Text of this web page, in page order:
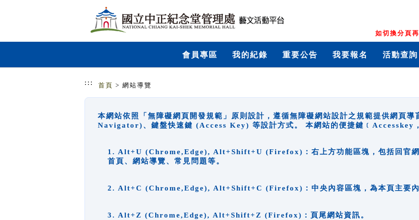
如切換分頁
會員專區 我的紀錄 重要公告 我要報名 活動查詢
::: 首頁 > 網站導覽
本網站依照「無障礙網頁開發規範」原則設計，遵循無障礙網站設計之規範提供網頁
Navigator)、鍵盤快速鍵 (Access Key) 等設計方式。 本網站的便捷鍵﹝Accesskey
1. Alt+U (Chrome,Edge), Alt+Shift+U (Firefox)：右上方功能區塊，包括回官網
首頁、網站導覽、常見問題等。
2. Alt+C (Chrome,Edge), Alt+Shift+C (Firefox)：中央內容區塊，為本頁主要內
3. Alt+Z (Chrome,Edge), Alt+Shift+Z (Firefox)：頁尾網站資訊。